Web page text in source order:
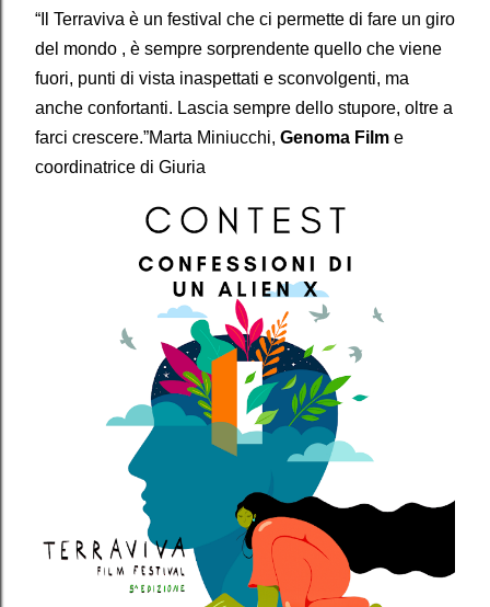
“Il Terraviva è un festival che ci permette di fare un giro
del mondo , è sempre sorprendente quello che viene
fuori, punti di vista inaspettati e sconvolgenti, ma
anche confortanti. Lascia sempre dello stupore, oltre a
farci crescere.”Marta Miniucchi, Genoma Film e
coordinatrice di Giuria